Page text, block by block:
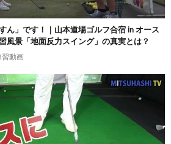
ん」です！｜山本道場ゴルフ合宿 in オース
風景「地面反力スイング」の真実とは？
習動画